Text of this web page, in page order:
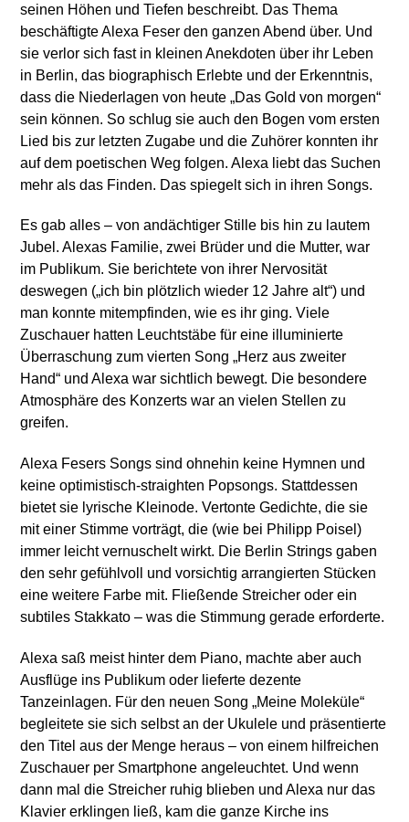
seinen Höhen und Tiefen beschreibt. Das Thema
beschäftigte Alexa Feser den ganzen Abend über. Und
sie verlor sich fast in kleinen Anekdoten über ihr Leben
in Berlin, das biographisch Erlebte und der Erkenntnis,
dass die Niederlagen von heute „Das Gold von morgen“
sein können. So schlug sie auch den Bogen vom ersten
Lied bis zur letzten Zugabe und die Zuhörer konnten ihr
auf dem poetischen Weg folgen. Alexa liebt das Suchen
mehr als das Finden. Das spiegelt sich in ihren Songs.
Es gab alles – von andächtiger Stille bis hin zu lautem
Jubel. Alexas Familie, zwei Brüder und die Mutter, war
im Publikum. Sie berichtete von ihrer Nervosität
deswegen („ich bin plötzlich wieder 12 Jahre alt“) und
man konnte mitempfinden, wie es ihr ging. Viele
Zuschauer hatten Leuchtstäbe für eine illuminierte
Überraschung zum vierten Song „Herz aus zweiter
Hand“ und Alexa war sichtlich bewegt. Die besondere
Atmosphäre des Konzerts war an vielen Stellen zu
greifen.
Alexa Fesers Songs sind ohnehin keine Hymnen und
keine optimistisch-straighten Popsongs. Stattdessen
bietet sie lyrische Kleinode. Vertonte Gedichte, die sie
mit einer Stimme vorträgt, die (wie bei Philipp Poisel)
immer leicht vernuschelt wirkt. Die Berlin Strings gaben
den sehr gefühlvoll und vorsichtig arrangierten Stücken
eine weitere Farbe mit. Fließende Streicher oder ein
subtiles Stakkato – was die Stimmung gerade erforderte.
Alexa saß meist hinter dem Piano, machte aber auch
Ausflüge ins Publikum oder lieferte dezente
Tanzeinlagen. Für den neuen Song „Meine Moleküle“
begleitete sie sich selbst an der Ukulele und präsentierte
den Titel aus der Menge heraus – von einem hilfreichen
Zuschauer per Smartphone angeleuchtet. Und wenn
dann mal die Streicher ruhig blieben und Alexa nur das
Klavier erklingen ließ, kam die ganze Kirche ins